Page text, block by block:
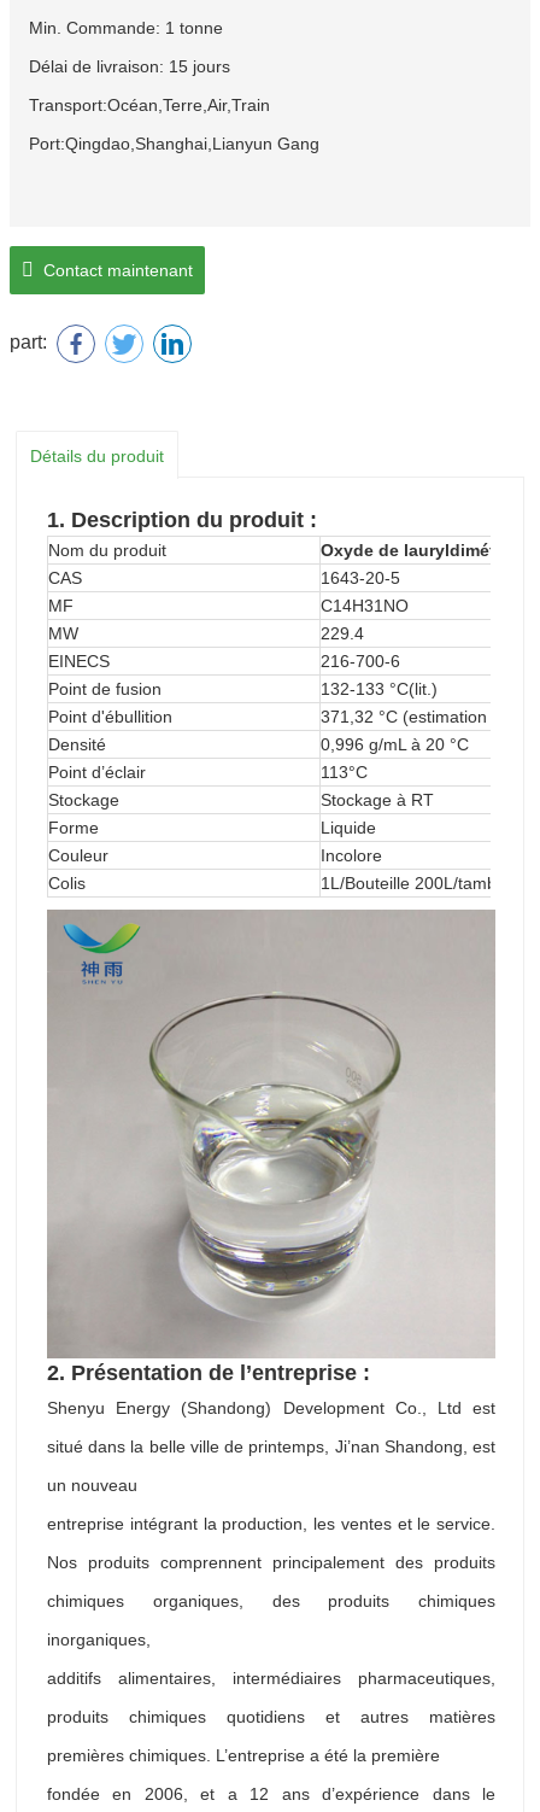
Min. Commande: 1 tonne
Délai de livraison: 15 jours
Transport:Océan,Terre,Air,Train
Port:Qingdao,Shanghai,Lianyun Gang
Contact maintenant
part:
Détails du produit
1. Description du produit :
Nom du produit
Oxyde de
CAS
1643-20-5
MF
C14H31NO
MW
229.4
EINECS
216-700-6
Point de fusion
132-133 °C(lit.)
Point d'ébullition
371,32 °C (estimation
Densité
0,996 g/mL à 20 °C
Point d’éclair
113°C
Stockage
Stockage à RT
Forme
Liquide
Couleur
Incolore
Colis
1L/Bouteille 200L/tambour
2. Présentation de l’entreprise :
Shenyu Energy (Shandong) Development Co., Ltd est
situé dans la belle ville de printemps, Ji’nan Shandong, est
un nouveau
entreprise intégrant la production, les ventes et le service.
Nos produits comprennent principalement des produits
chimiques organiques, des produits chimiques
inorganiques,
additifs alimentaires, intermédiaires pharmaceutiques,
produits chimiques quotidiens et autres matières
premières chimiques. L’entreprise a été la première
fondée en 2006, et a 12 ans d’expérience dans le